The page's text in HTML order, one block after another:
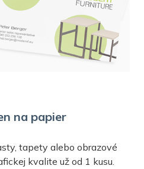
na papier
tapety alebo obrazové
kvalite už od 1 kusu.